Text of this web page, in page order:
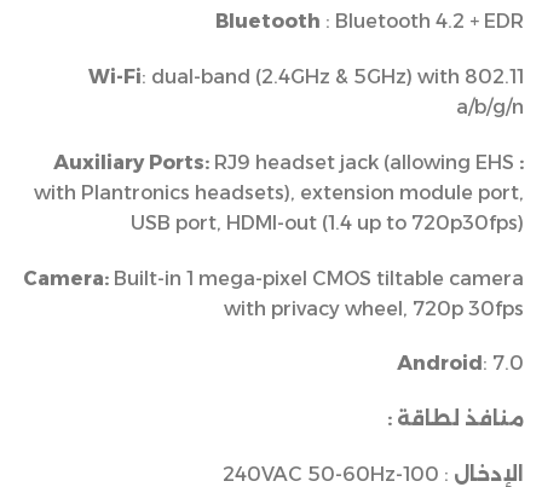
Bluetooth : Bluetooth 4.2 + EDR
Wi-Fi: dual-band (2.4GHz & 5GHz) with 802.11
a/b/g/n
: Auxiliary Ports:
RJ9 headset jack (allowing EHS
with Plantronics headsets), extension module port,
USB port, HDMI-out (1.4 up to 720p30fps)
Camera: Built-in 1 mega-pixel CMOS tiltable camera
with privacy wheel, 720p 30fps
Android : 7.0
منافذ لطاقة :
الإدخال : 100-240VAC 50-60Hz